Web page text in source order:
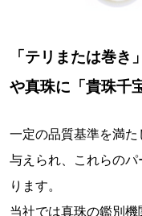
「テリまたは巻
や真珠に「貴珠千
一定の品質基準を満
与えられ、これらの
ります。
当社では真珠の鑑別